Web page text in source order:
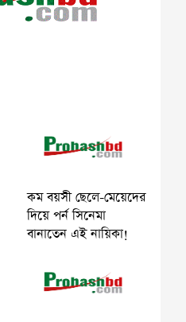
কম বয়সী ছেলে-মেয়েদের
দিয়ে পর্ন সিনেমা
বানাতেন এই নায়িকা!